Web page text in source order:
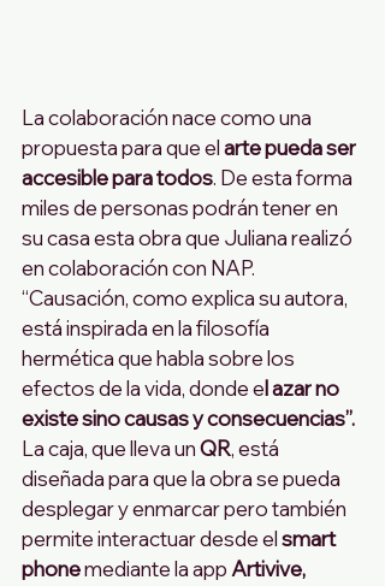
La colaboración nace como una
propuesta para que el arte pueda ser
accesible para todos. De esta forma
miles de personas podrán tener en
su casa esta obra que Juliana realizó
en colaboración con NAP.
“Causación, como explica su autora,
está inspirada en la filosofía
hermética que habla sobre los
efectos de la vida, donde el azar no
existe sino causas y consecuencias”.
La caja, que lleva un QR, está
diseñada para que la obra se pueda
desplegar y enmarcar pero también
permite interactuar desde el smart
phone mediante la app Artivive,